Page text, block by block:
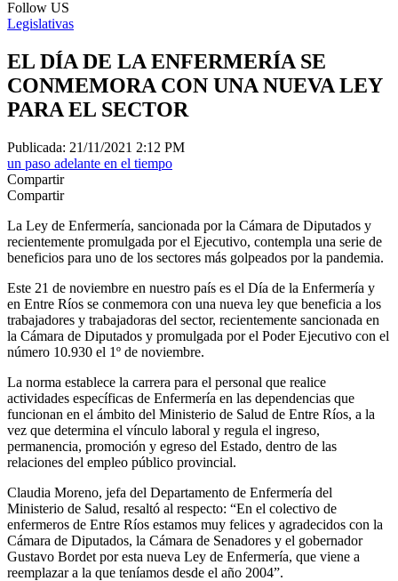
Follow US
Legislativas
EL DÍA DE LA ENFERMERÍA SE
CONMEMORA CON UNA NUEVA LEY
PARA EL SECTOR
Publicada: 21/11/2021 2:12 PM
un paso adelante en el tiempo
Compartir
Compartir
La Ley de Enfermería, sancionada por la Cámara de Diputados y
recientemente promulgada por el Ejecutivo, contempla una serie de
beneficios para uno de los sectores más golpeados por la pandemia.
Este 21 de noviembre en nuestro país es el Día de la Enfermería y
en Entre Ríos se conmemora con una nueva ley que beneficia a los
trabajadores y trabajadoras del sector, recientemente sancionada en
la Cámara de Diputados y promulgada por el Poder Ejecutivo con el
número 10.930 el 1º de noviembre.
La norma establece la carrera para el personal que realice
actividades específicas de Enfermería en las dependencias que
funcionan en el ámbito del Ministerio de Salud de Entre Ríos, a la
vez que determina el vínculo laboral y regula el ingreso,
permanencia, promoción y egreso del Estado, dentro de las
relaciones del empleo público provincial.
Claudia Moreno, jefa del Departamento de Enfermería del
Ministerio de Salud, resaltó al respecto: “En el colectivo de
enfermeros de Entre Ríos estamos muy felices y agradecidos con la
Cámara de Diputados, la Cámara de Senadores y el gobernador
Gustavo Bordet por esta nueva Ley de Enfermería, que viene a
reemplazar a la que teníamos desde el año 2004”.